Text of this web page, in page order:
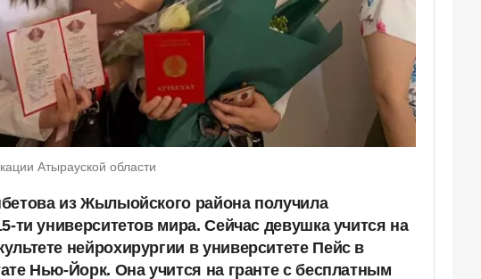
Атырауской области
из Жылыойского района получила
ти университетов мира. Сейчас девушка учится на
нейрохирургии в университете Пейс в
Нью-Йорк. Она учится на гранте с бесплатным